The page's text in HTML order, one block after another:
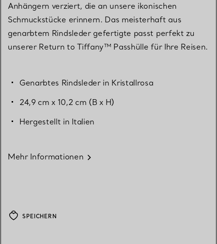
Anhängern verziert, die an unsere ikonischen
Schmuckstücke erinnern. Das meisterhaft aus
genarbtem Rindsleder gefertigte passt perfekt zu
unserer Return to Tiffany™ Passhülle für Ihre Reisen.
Genarbtes Rindsleder in Kristallrosa
24,9 cm x 10,2 cm (B x H)
Hergestellt in Italien
Mehr Informationen
SPEICHERN